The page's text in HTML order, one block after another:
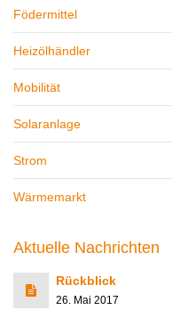
Födermittel
Heizölhändler
Mobilität
Solaranlage
Strom
Wärmemarkt
Aktuelle Nachrichten
Rückblick
26. Mai 2017